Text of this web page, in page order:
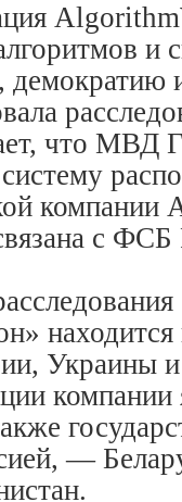
и
демократию
что МВД
компании
с ФСБ
Украины
—